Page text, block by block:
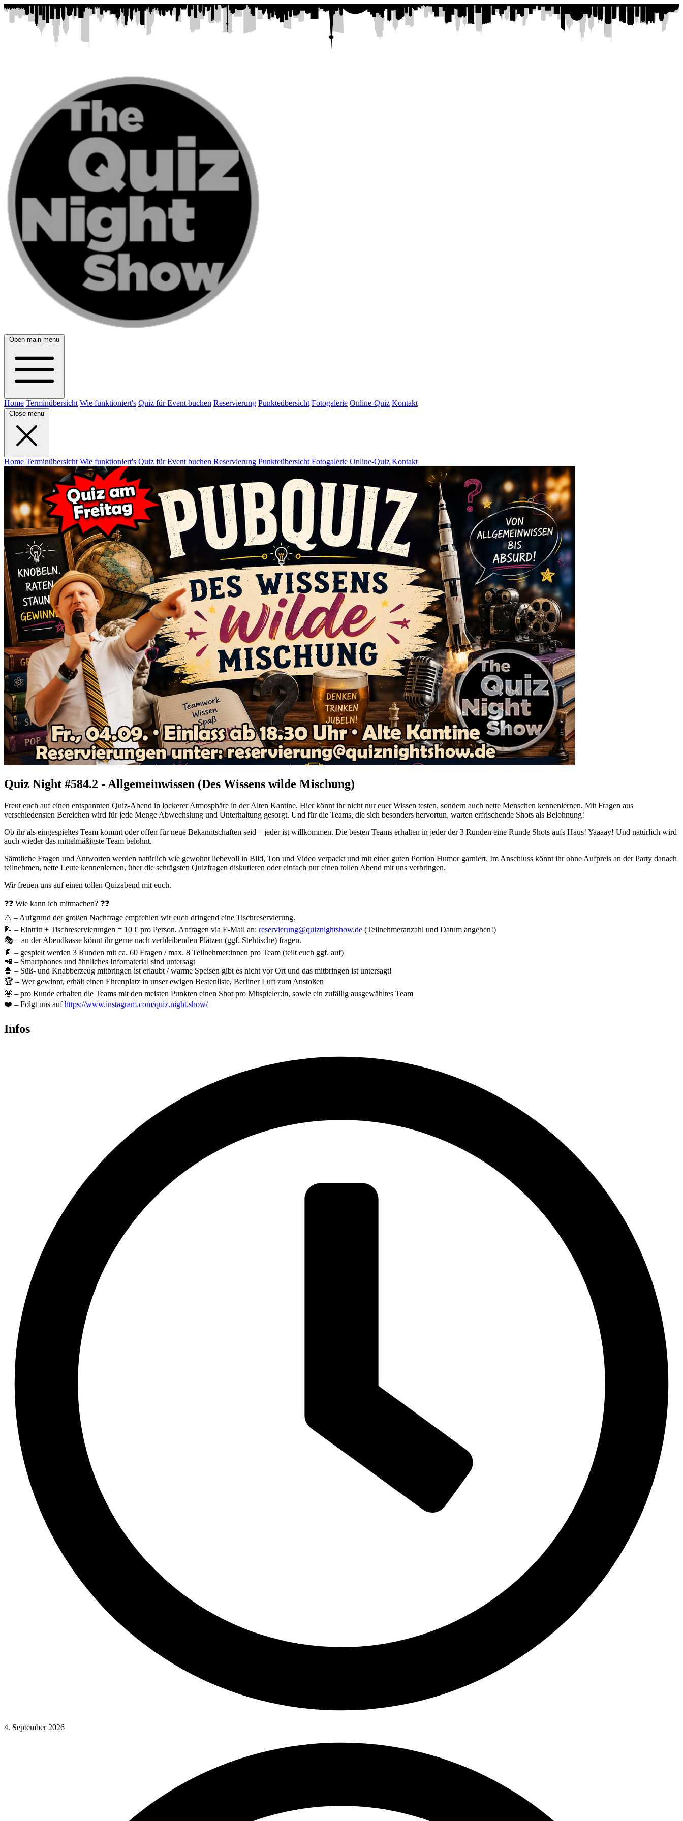
Open main menu
Home Terminübersicht Wie funktioniert's Quiz für Event buchen Reservierung Punkteübersicht Fotogalerie Online-Quiz Kontakt
Close menu
Home Terminübersicht Wie funktioniert's Quiz für Event buchen Reservierung Punkteübersicht Fotogalerie Online-Quiz Kontakt
Quiz Night #584.2 - Allgemeinwissen (Des Wissens wilde Mischung)
Freut euch auf einen entspannten Quiz-Abend in lockerer Atmosphäre in der Alten Kantine. Hier könnt ihr nicht nur euer Wissen testen, sondern auch nette Menschen kennenlernen. Mit Fragen aus
verschiedensten Bereichen wird für jede Menge Abwechslung und Unterhaltung gesorgt. Und für die Teams, die sich besonders hervortun, warten erfrischende Shots als Belohnung!
Ob ihr als eingespieltes Team kommt oder offen für neue Bekanntschaften seid – jeder ist willkommen. Die besten Teams erhalten in jeder der 3 Runden eine Runde Shots aufs Haus! Yaaaay! Und natürlich wird
auch wieder das mittelmäßigste Team belohnt.
Sämtliche Fragen und Antworten werden natürlich wie gewohnt liebevoll in Bild, Ton und Video verpackt und mit einer guten Portion Humor garniert. Im Anschluss könnt ihr ohne Aufpreis an der Party danach
teilnehmen, nette Leute kennenlernen, über die schrägsten Quizfragen diskutieren oder einfach nur einen tollen Abend mit uns verbringen.
Wir freuen uns auf einen tollen Quizabend mit euch.
❓❓ Wie kann ich mitmachen? ❓❓
⚠️ – Aufgrund der großen Nachfrage empfehlen wir euch dringend eine Tischreservierung.
📝 – Eintritt + Tischreservierungen = 10 € pro Person. Anfragen via E-Mail an: reservierung@quiznightshow.de (Teilnehmeranzahl und Datum angeben!)
🎭 – an der Abendkasse könnt ihr gerne nach verbleibenden Plätzen (ggf. Stehtische) fragen.
📄 – gespielt werden 3 Runden mit ca. 60 Fragen / max. 8 Teilnehmer:innen pro Team (teilt euch ggf. auf)
📲 – Smartphones und ähnliches Infomaterial sind untersagt
🍿 – Süß- und Knabberzeug mitbringen ist erlaubt / warme Speisen gibt es nicht vor Ort und das mitbringen ist untersagt!
🏆 – Wer gewinnt, erhält einen Ehrenplatz in unser ewigen Bestenliste, Berliner Luft zum Anstoßen
🤩 – pro Runde erhalten die Teams mit den meisten Punkten einen Shot pro Mitspieler:in, sowie ein zufällig ausgewähltes Team
❤️ – Folgt uns aufhttps://www.instagram.com/quiz.night.show/
Infos
4. September 2026